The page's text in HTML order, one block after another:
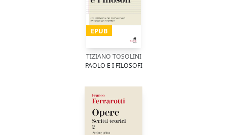
EPUB
TIZIANO TOSOLINI
PAOLO E I FILOSOFI